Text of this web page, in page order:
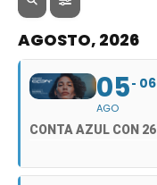
AGOSTO, 2026
05
AGO
06
CONTA AZUL CON 26